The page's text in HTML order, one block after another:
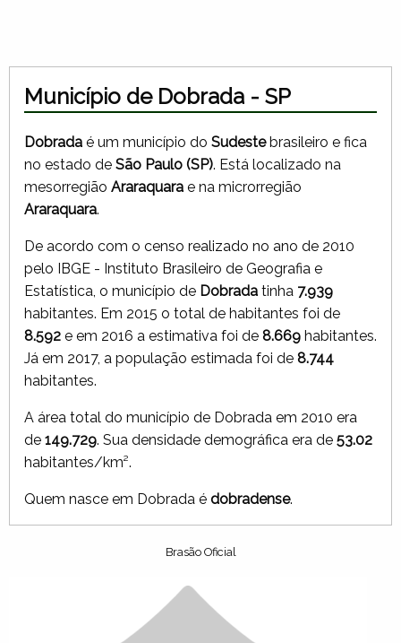
Município de Dobrada - SP
Dobrada é um município do Sudestebrasileiro e fica
no estado de São Paulo (SP). Está localizado na
mesorregião Araraquara e na microrregião
Araraquara.
De acordo com o censo realizado no ano de 2010
pelo IBGE - Instituto Brasileiro de Geografia e
Estatística, o município de Dobrada tinha 7.939
habitantes. Em 2015 o total de habitantes foi de
8.592 e em 2016 a estimativa foi de 8.669 habitantes.
Já em 2017, a população estimada foi de 8.744
habitantes.
A área total do município de Dobrada em 2010 era
de 149.729. Sua densidade demográfica era de 53.02
habitantes/km².
Quem nasce em Dobrada é dobradense.
Brasão Oficial